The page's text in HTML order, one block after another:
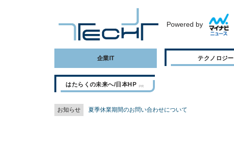
Powered by
企業IT テクノロジー
はたらくの未来へ/日本HP
お知らせ 夏季休業期間のお問い合わせについて